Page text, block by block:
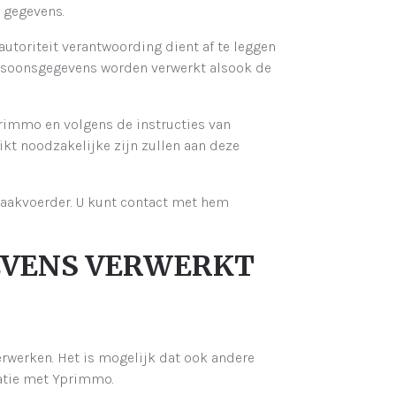
verantwoording dient af te leggen
worden verwerkt alsook de
en volgens de instructies van
noodzakelijke zijn zullen aan deze
U kunt contact met hem
VERWERKT
Het is mogelijk dat ook andere
met Yprimmo.